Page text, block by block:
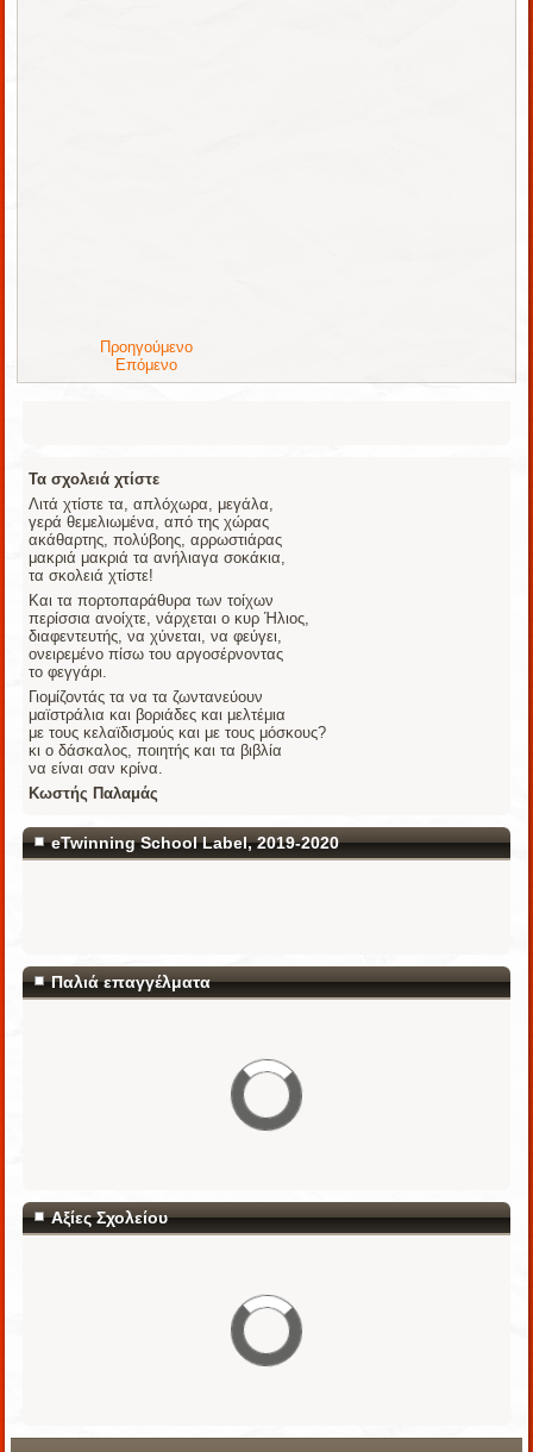
Προηγούμενο
Επόμενο
Τα σχολειά χτίστε
Λιτά χτίστε τα, απλόχωρα, μεγάλα,
γερά θεμελιωμένα, από της χώρας
ακάθαρτης, πoλύβοης, αρρωστιάρας
μακριά μακριά τα ανήλιαγα σοκάκια,
τα σκολειά χτίστε!
Και τα πορτοπαράθυρα των τοίχων
περίσσια ανοίχτε, νάρχεται ο κυρ Ήλιος,
διαφεντευτής, να χύνεται, να φεύγει,
ονειρεμένο πίσω του αργοσέρνοντας
το φεγγάρι.
Γιομίζοντάς τα να τα ζωντανεύουν
μαϊστράλια και βοριάδες και μελτέμια
με τους κελαϊδισμούς και με τους μόσκους?
κι ο δάσκαλος, ποιητής και τα βιβλία
να είναι σαν κρίνα.
Κωστής Παλαμάς
eTwinning School Label, 2019-2020
Παλιά επαγγέλματα
Αξίες Σχολείου